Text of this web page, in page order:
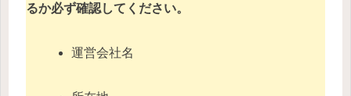
るか必ず確認してください。
運営会社名